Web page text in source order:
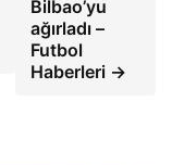
Bilbao’yu
ağırladı –
Futbol
Haberleri →